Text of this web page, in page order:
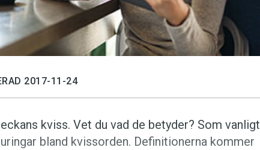
2017-11-24
kviss. Vet du vad de betyder? Som vanligt
bland kvissorden. Definitionerna kommer